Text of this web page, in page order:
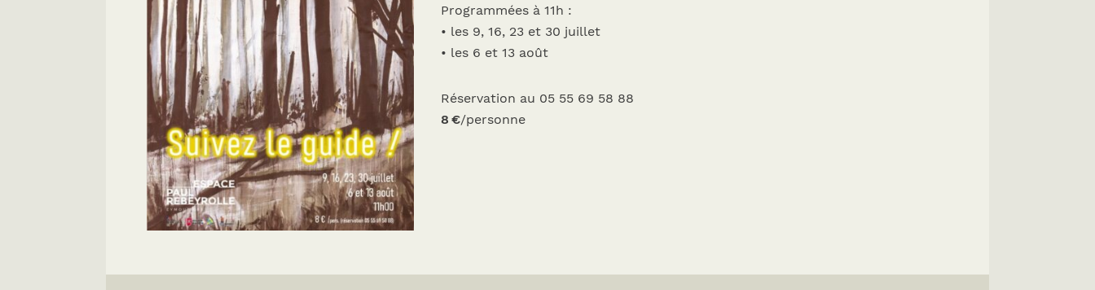
Programmées à 11h :
• les 9, 16, 23 et 30 juillet
• les 6 et 13 août
Réservation au 05 55 69 58 88
8 €/personne